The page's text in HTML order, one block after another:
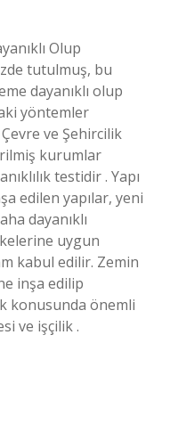
Olup
tutulmuş, bu
dayanıklı olup
yöntemler
ve Şehircilik
kurumlar
testidir . Yapı
edilen yapılar, yeni
dayanıklı
uygun
kabul edilir. Zemin
inşa edilip
konusunda önemli
ve işçilik .